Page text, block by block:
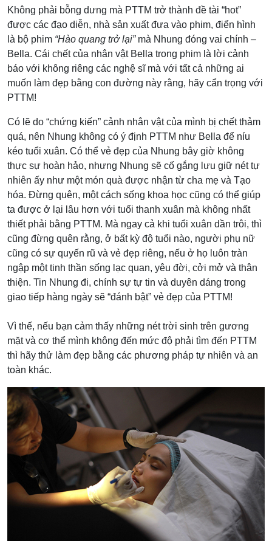
Không phải bỗng dưng mà PTTM trở thành đề tài “hot”
được các đạo diễn, nhà sản xuất đưa vào phim, điển hình
là bộ phim “Hào quang trở lại” mà Nhung đóng vai chính –
Bella. Cái chết của nhân vật Bella trong phim là lời cảnh
báo với không riêng các nghệ sĩ mà với tất cả những ai
muốn làm đẹp bằng con đường này rằng, hãy cẩn trọng với
PTTM!
Có lẽ do “chứng kiến” cảnh nhân vật của mình bị chết thảm
quá, nên Nhung không có ý định PTTM như Bella để níu
kéo tuổi xuân. Có thể vẻ đẹp của Nhung bây giờ không
thực sự hoàn hảo, nhưng Nhung sẽ cố gắng lưu giữ nét tự
nhiên ấy như một món quà được nhận từ cha mẹ và Tạo
hóa. Đừng quên, một cách sống khoa học cũng có thể giúp
ta được ở lại lâu hơn với tuổi thanh xuân mà không nhất
thiết phải bằng PTTM. Mà ngay cả khi tuổi xuân dần trôi, thì
cũng đừng quên rằng, ở bất kỳ độ tuổi nào, người phụ nữ
cũng có sự quyến rũ và vẻ đẹp riêng, nếu ở họ luôn tràn
ngập một tinh thần sống lạc quan, yêu đời, cởi mở và thân
thiện. Tin Nhung đi, chính sự tự tin và duyên dáng trong
giao tiếp hàng ngày sẽ “đánh bật” vẻ đẹp của PTTM!
Vì thế, nếu bạn cảm thấy những nét trời sinh trên gương
mặt và cơ thể mình không đến mức độ phải tìm đến PTTM
thì hãy thử làm đẹp bằng các phương pháp tự nhiên và an
toàn khác.